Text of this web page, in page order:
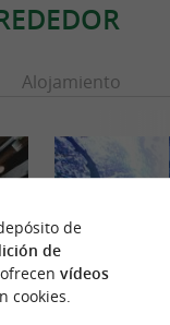
Alojamiento
de
de
vídeos
cookies.